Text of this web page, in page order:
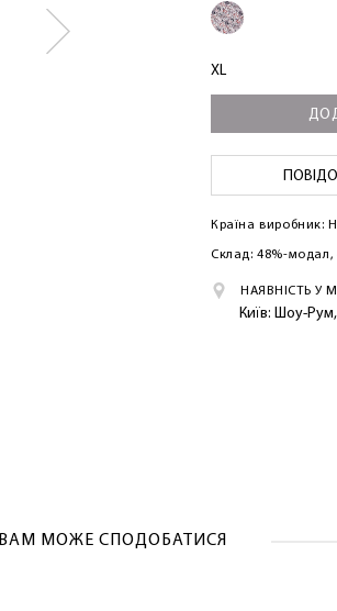
XL
Країна виробник:
Склад: 48%-модал,
НАЯВНІСТЬ У
Київ: Шоу-
ВАМ МОЖЕ СПОДОБАТИСЯ